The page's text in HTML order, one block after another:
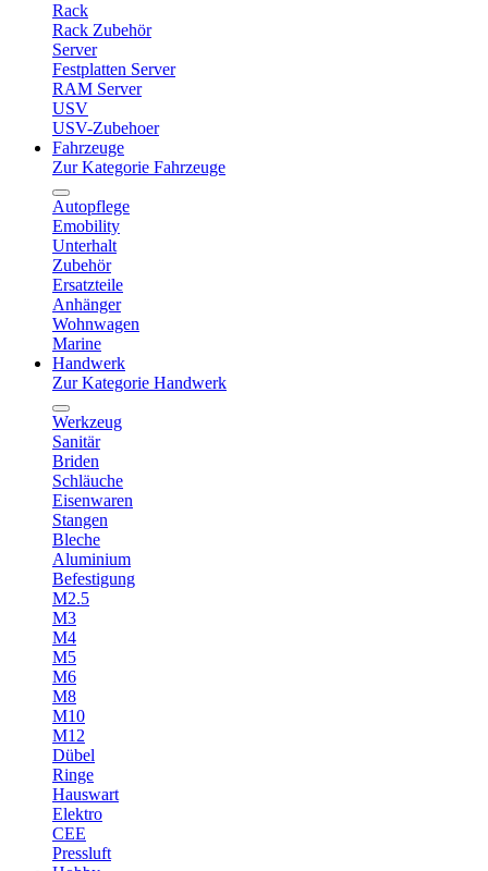
Rack
Rack Zubehör
Server
Festplatten Server
RAM Server
USV
USV-Zubehoer
Fahrzeuge
Zur Kategorie Fahrzeuge
Autopflege
Emobility
Unterhalt
Zubehör
Ersatzteile
Anhänger
Wohnwagen
Marine
Handwerk
Zur Kategorie Handwerk
Werkzeug
Sanitär
Briden
Schläuche
Eisenwaren
Stangen
Bleche
Aluminium
Befestigung
M2.5
M3
M4
M5
M6
M8
M10
M12
Dübel
Ringe
Hauswart
Elektro
CEE
Pressluft